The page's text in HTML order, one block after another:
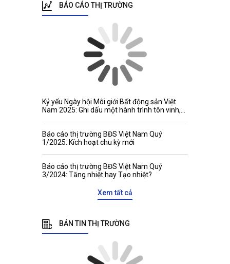
BÁO CÁO THỊ TRƯỜNG
Kỷ yếu Ngày hội Môi giới Bất động sản Việt
Nam 2025: Ghi dấu một hành trình tôn vinh,
Báo cáo thị trường BĐS Việt Nam Quý
1/2025: Kích hoạt chu kỳ mới
Báo cáo thị trường BĐS Việt Nam Quý
3/2024: Tăng nhiệt hay Tạo nhiệt?
Xem tất cả
BẢN TIN THỊ TRƯỜNG